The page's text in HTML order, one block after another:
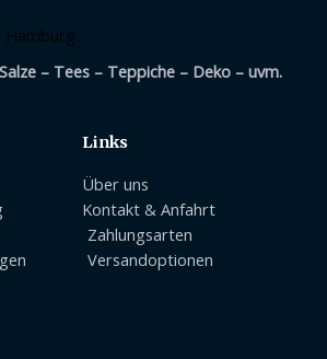
– Tees – Teppiche – Deko – uvm.
Links
Über uns
Kontakt & Anfahrt
Zahlungsarten
Versandoptionen